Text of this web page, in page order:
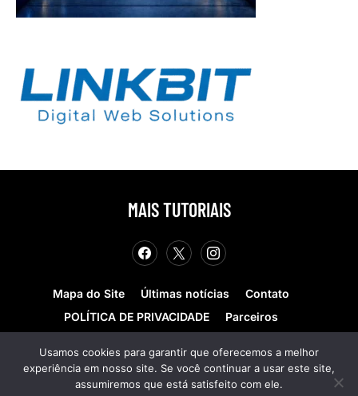
MAIS TUTORIAIS
Mapa do Site Últimas notícias
Contato
POLÍTICA DE PRIVACIDADE
Parceiros
© COPYRIGHT 2025 - MAIS TUTORIAIS. TODOS OS
DIREITOS RESERVADOS. Desenvolvido por
Usamos cookies para garantir que oferecemos a melhor
experiência em nosso site. Se você continuar a usar este site,
assumiremos que está satisfeito com ele.